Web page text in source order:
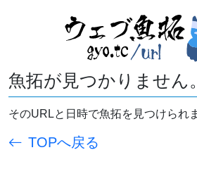
魚拓が見つかりません。
そのURLと日時で魚拓を見つけられ
TOPへ戻る